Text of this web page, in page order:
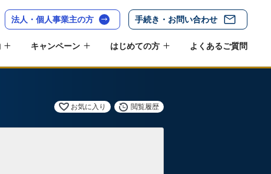
法人・個人事業主の方 手続き・お問い合わせ
キャンペーン はじめての方 よくあるご質問
お気に入り 閲覧履歴